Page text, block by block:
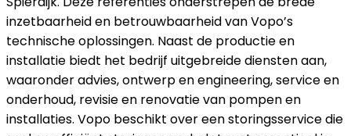
inzetbaarheid en betrouwbaarheid van Vopo’s
technische oplossingen. Naast de productie en
installatie biedt het bedrijf uitgebreide diensten aan,
waaronder advies, ontwerp en engineering, service en
onderhoud, revisie en renovatie van pompen en
installaties. Vopo beschikt over een storingsservice die